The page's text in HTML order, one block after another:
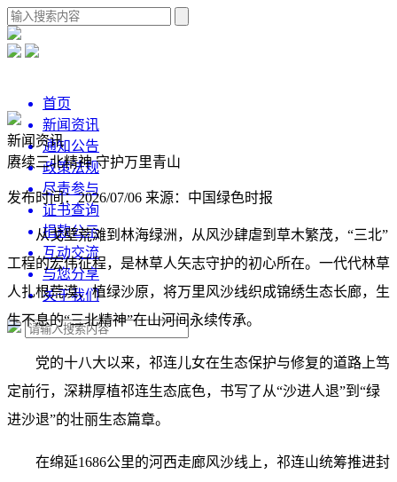
首页
新闻资讯
通知公告
政策法规
尽责参与
证书查询
捐款公示
互动交流
与您分享
关于我们
新闻资讯
赓续三北精神 守护万里青山
发布时间：2026/07/06 来源：中国绿色时报
从戈壁荒滩到林海绿洲，从风沙肆虐到草木繁茂，“三北”
工程的宏伟征程，是林草人矢志守护的初心所在。一代代林草
人扎根荒漠、植绿沙原，将万里风沙线织成锦绣生态长廊，生
生不息的“三北精神”在山河间永续传承。
党的十八大以来，祁连儿女在生态保护与修复的道路上笃
定前行，深耕厚植祁连生态底色，书写了从“沙进人退”到“绿
进沙退”的壮丽生态篇章。
在绵延1686公里的河西走廊风沙线上，祁连山统筹推进封